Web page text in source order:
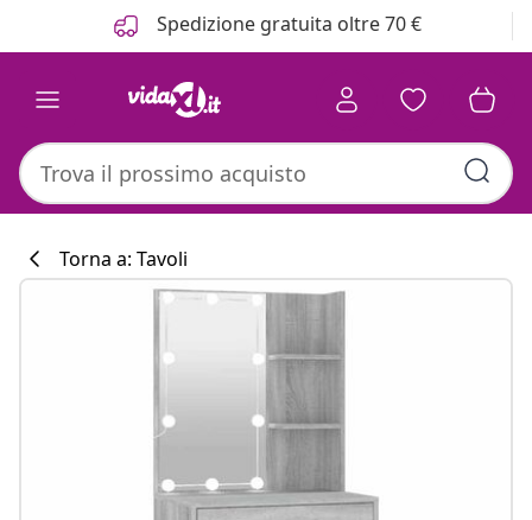
Spedizione gratuita oltre 70 €
Torna a: Tavoli